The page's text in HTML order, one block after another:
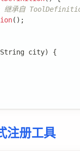
承自 ToolDefinition
( ) ;
String city)
{
注册工具